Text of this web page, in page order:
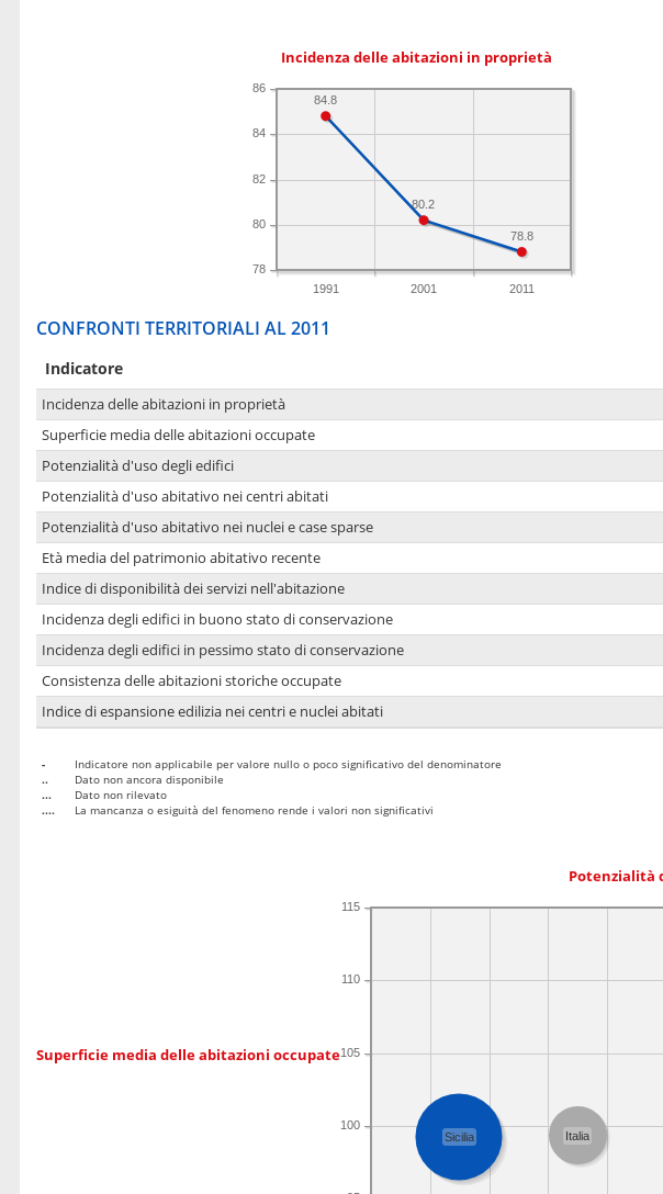
Incidenza delle abitazioni in proprietà
1991 2001 2011
78
80
82
84
86
78.8
80.2
84.8
CONFRONTI TERRITORIALI AL 2011
Indicatore
Incidenza delle abitazioni in proprietà
Superficie media delle abitazioni occupate
Potenzialità d'uso degli edifici
Potenzialità d'uso abitativo nei centri abitati
Potenzialità d'uso abitativo nei nuclei e case sparse
Età media del patrimonio abitativo recente
Indice di disponibilità dei servizi nell'abitazione
Incidenza degli edifici in buono stato di conservazione
Incidenza degli edifici in pessimo stato di conservazione
Consistenza delle abitazioni storiche occupate
Indice di espansione edilizia nei centri e nuclei abitati
-
Indicatore non applicabile per valore nullo o poco significativo del denominatore
..
Dato non ancora disponibile
...
Dato non rilevato
....
La mancanza o esiguità del fenomeno rende i valori non significativi
Potenzialità
Superficie media delle abitazioni occupate
100
105
110
115
Sicilia Italia